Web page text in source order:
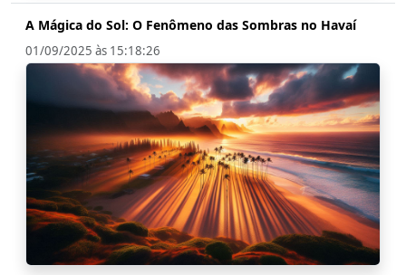
A Mágica do Sol: O Fenômeno das Sombras no Havaí
01/09/2025 às 15:18:26